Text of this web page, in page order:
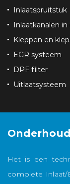
Inlaatspruitstuk
Inlaatkanalen in
Kleppen en
EGR systeem
DPF filter
Uitlaatsysteem
Het is een
complete Inlaat/